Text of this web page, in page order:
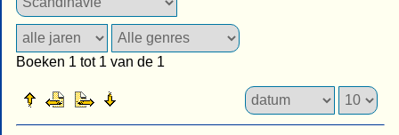
Boeken 1 tot 1 van de 1